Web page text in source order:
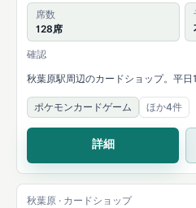
席数
128席
確認
秋葉原駅周辺のカードショップ。平
営業で、複数タイトルの取扱いがあり
ポケモンカードゲーム
ほか4件
詳細
秋葉原 · カードショップ